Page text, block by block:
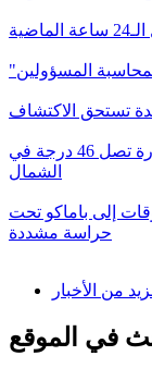
المسؤولين
تستحق الاكتشاف
الأرصاد: أمطار محتملة على 7 ولايات وحرارة تصل 46 درجة في
الشمال
إلى باماكو تحت
حراسة مشددة
في الموقع